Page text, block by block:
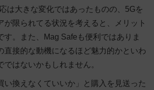
は大きな変化ではあったものの、5Gを
が限られてる状況を考えると、メリット
す。また、Mag Safeも便利ではありま
直接的な動機になるほど魅力的かといわ
ではないかもしれません。
い換えなくていいか」と購入を見送った